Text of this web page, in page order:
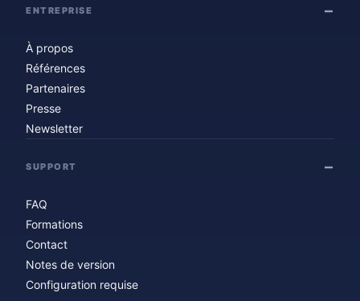
ENTREPRISE
À propos
Références
Partenaires
Presse
Newsletter
SUPPORT
FAQ
Formations
Contact
Notes de version
Configuration requise